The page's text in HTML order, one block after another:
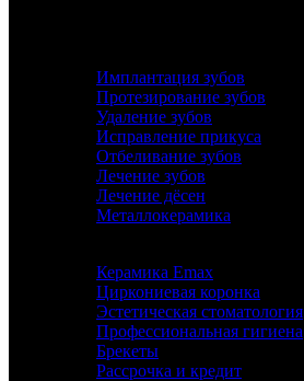
Имплантация зубов
Протезирование зубов
Удаление зубов
Исправление прикуса
Отбеливание зубов
Лечение зубов
Лечение дёсен
Металлокерамика
Керамика Emax
Циркониевая коронка
Эстетическая стоматология
Профессиональная гигиена
Брекеты
Рассрочка и кредит